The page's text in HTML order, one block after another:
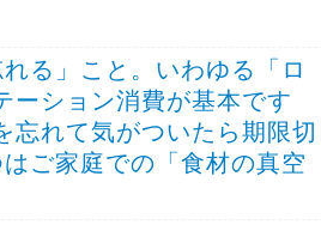
る」こと。いわゆる「ロ
ーション消費が基本です
忘れて気がついたら期限切
ご家庭での「食材の真空